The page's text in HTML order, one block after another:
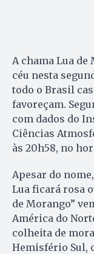
A chama Lua
céu nesta
todo o Brasil
favoreçam.
com dados do
Ciências
às 20h58, no
Apesar do
Lua ficará rosa
de Morango”
América do
colheita de
Hemisfério Sul,